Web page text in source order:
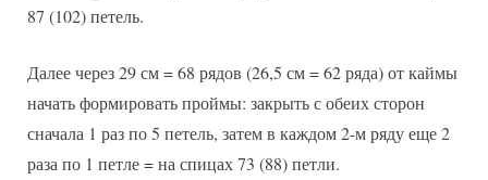
87 (102) петель.
Далее через 29 см = 68 рядов (26,5 см = 62 ряда) от каймы
начать формировать проймы: закрыть с обеих сторон
сначала 1 раз по 5 петель, затем в каждом 2-м ряду еще 2
раза по 1 петле = на спицах 73 (88) петли.